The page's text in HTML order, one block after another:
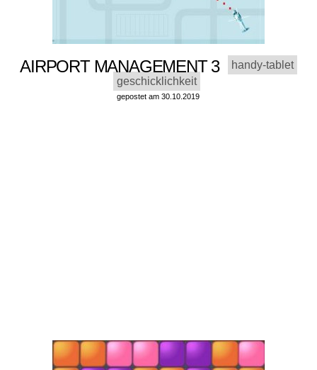
AIRPORT MANAGEMENT 3
handy-tablet
geschicklichkeit
gepostet am 30.10.2019